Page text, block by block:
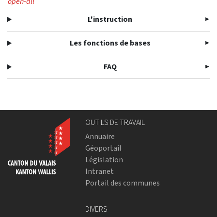
L'instruction
Les fonctions de bases
FAQ
OUTILS DE TRAVAIL
Annuaire
Géoportail
Législation
Intranet
Portail des communes
DIVERS